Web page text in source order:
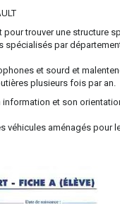
pour trouver une structure
spécialisés par
et sourd et
plusieurs fois par an.
et son
véhicules aménagés pour